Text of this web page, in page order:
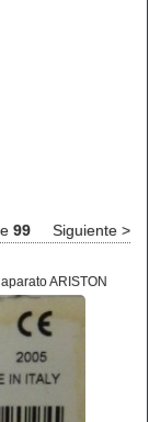
99 Siguiente >
ARISTON